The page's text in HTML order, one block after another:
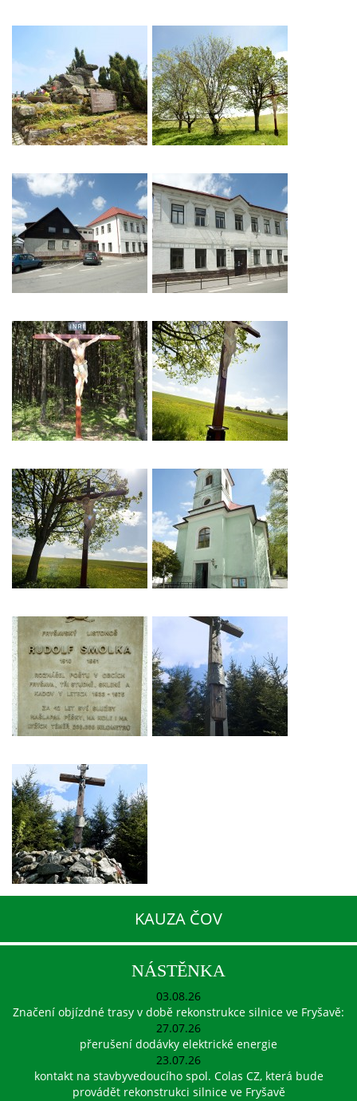
KAUZA ČOV
NÁSTĚNKA
03.08.26
Značení objízdné trasy v době rekonstrukce silnice ve Fryšavě:
27.07.26
přerušení dodávky elektrické energie
23.07.26
kontakt na stavbyvedoucího spol. Colas CZ, která bude
provádět rekonstrukci silnice ve Fryšavě